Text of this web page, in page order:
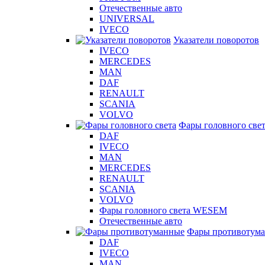
Отечественные авто
UNIVERSAL
IVECO
Указатели поворотов
IVECO
MERCEDES
MAN
DAF
RENAULT
SCANIA
VOLVO
Фары головного
DAF
IVECO
MAN
MERCEDES
RENAULT
SCANIA
VOLVO
Фары головного света WESEM
Отечественные авто
Фары
DAF
IVECO